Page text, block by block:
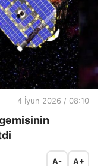
4 İyun 2026 / 08:10
A- A+